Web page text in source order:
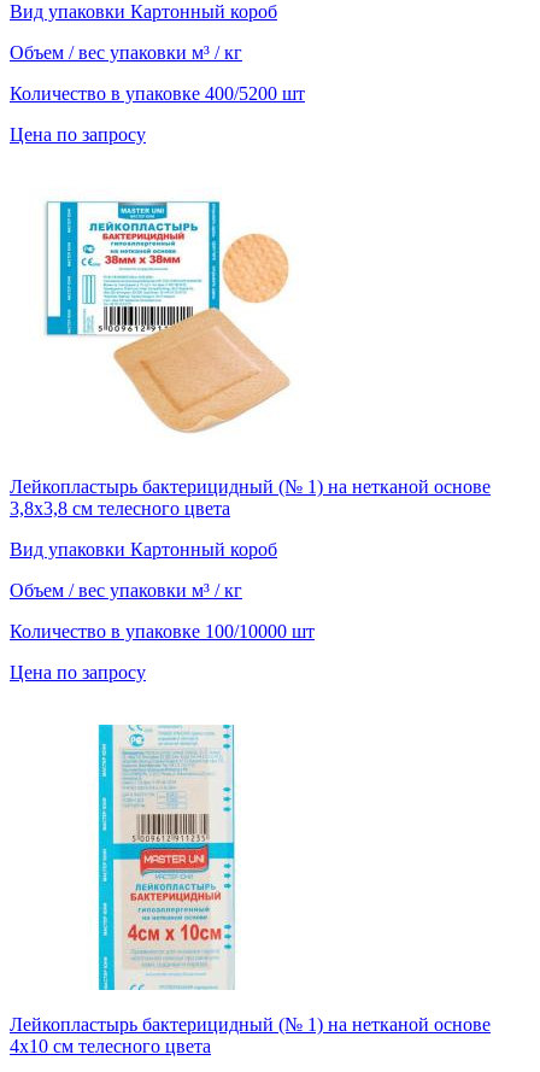
Вид упаковки Картонный короб
Объем / вес упаковки м³ / кг
Количество в упаковке 400/5200 шт
Цена по запросу
Лейкопластырь бактерицидный (№ 1) на нетканой основе
3,8х3,8 см телесного цвета
Вид упаковки Картонный короб
Объем / вес упаковки м³ / кг
Количество в упаковке 100/10000 шт
Цена по запросу
Лейкопластырь бактерицидный (№ 1) на нетканой основе
4х10 см телесного цвета